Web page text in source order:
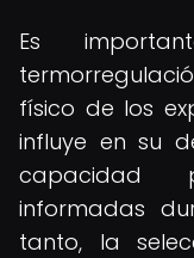
Es
físico de los
influye en su
capacidad
informadas
tanto, la